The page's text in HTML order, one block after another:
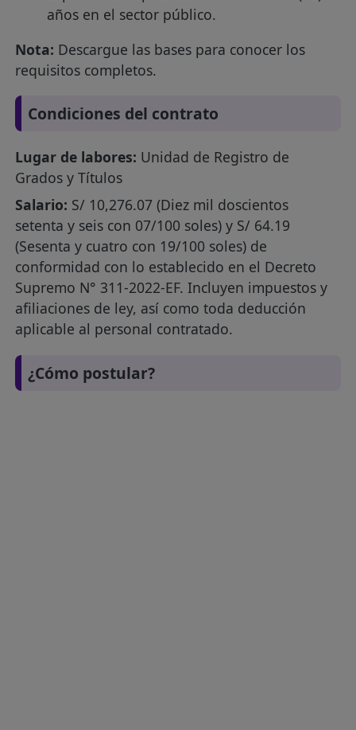
años en el sector público.
Nota: Descargue las bases para conocer los
requisitos completos.
Condiciones del contrato
Lugar de labores: Unidad de Registro de
Grados y Títulos
Salario: S/ 10,276.07 (Diez mil doscientos
setenta y seis con 07/100 soles) y S/ 64.19
(Sesenta y cuatro con 19/100 soles) de
conformidad con lo establecido en el Decreto
Supremo N° 311-2022-EF. Incluyen impuestos y
afiliaciones de ley, así como toda deducción
aplicable al personal contratado.
¿Cómo postular?